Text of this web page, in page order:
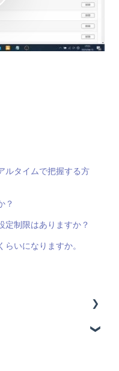
ルタイムで把握する方
？
定制限はありますか？
いになりますか。